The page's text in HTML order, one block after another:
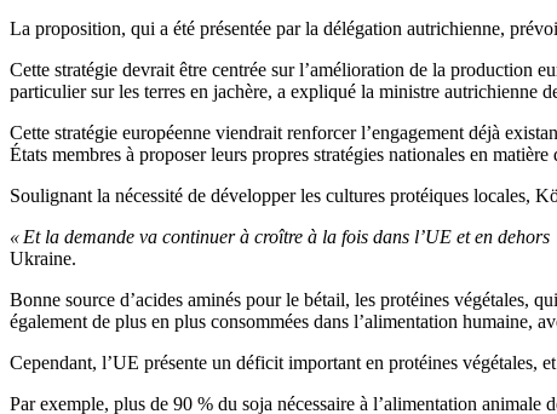
La proposition, qui a été présentée par la délégation autrichienne,
Cette stratégie devrait être centrée sur l’amélioration de la production
particulier sur les terres en jachère, a expliqué la ministre autrichienne
Cette stratégie européenne viendrait renforcer l’engagement déjà
États membres à proposer leurs propres stratégies nationales en matière
Soulignant la nécessité de développer les cultures protéiques locales,
« Et la demande va continuer à croître à la fois dans l’UE et en dehors
Ukraine.
Bonne source d’acides aminés pour le bétail, les protéines végétales,
également de plus en plus consommées dans l’alimentation humaine,
Cependant, l’UE présente un déficit important en protéines végétales,
Par exemple, plus de 90 % du soja nécessaire à l’alimentation